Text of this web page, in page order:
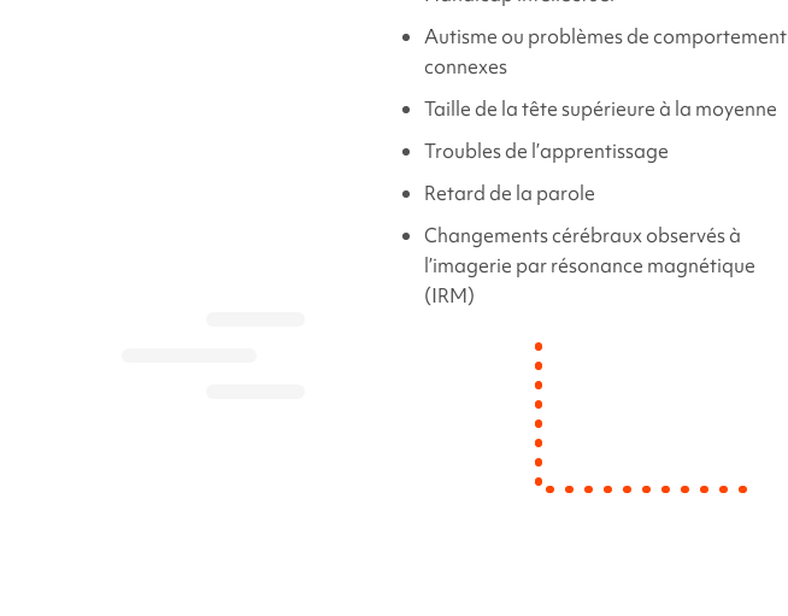
Autisme ou problèmes de comportement
connexes
Taille de la tête supérieure à la moyenne
Troubles de l’apprentissage
Retard de la parole
Changements cérébraux observés à
l’imagerie par résonance magnétique
(IRM)